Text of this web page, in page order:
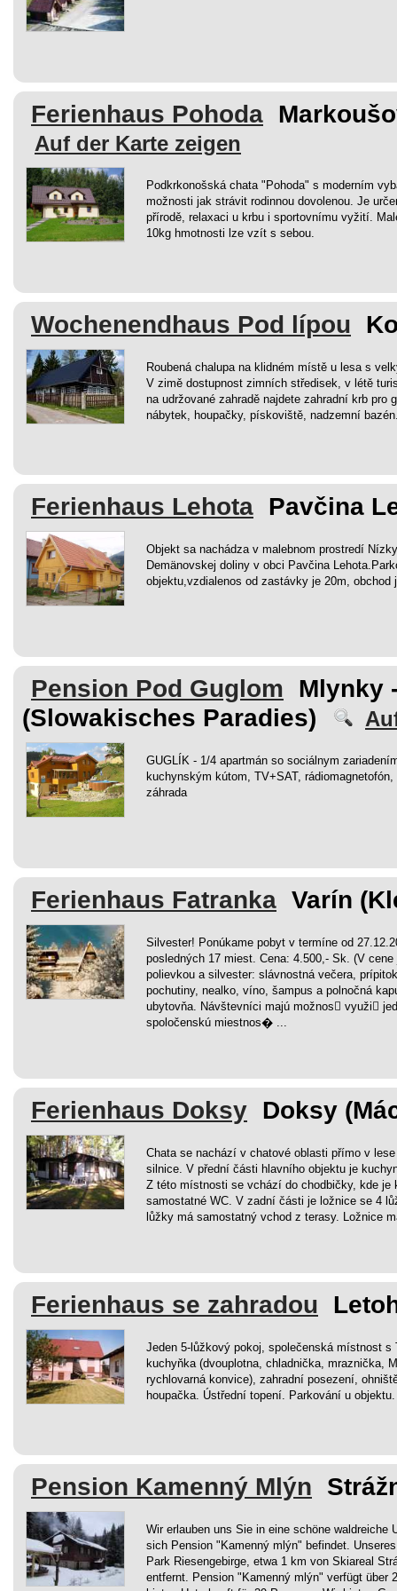
Ferienhaus Pohoda
Auf der Karte zeigen
Podkrkonošská chata "Pohoda" s moderním
možnosti jak strávit rodinnou dovolenou. Je
přírodě, relaxaci u krbu i sportovnímu vyžití.
10kg hmotnosti lze vzít s sebou.
Wochenendhaus Pod lípou
Roubená chalupa na klidném místě u lesa s
V zimě dostupnost zimních středisek, v létě
na udržované zahradě najdete zahradní krb pro
nábytek, houpačky, pískoviště, nadzemní
Ferienhaus Lehota Pavčina
Objekt sa nachádza v malebnom prostredí
Demänovskej doliny v obci Pavčina
objektu,vzdialenos od zastávky je 20m, obchod
Pension Pod Guglom
Mlynky
(Slowakisches Paradies)
GUGLÍK - 1/4 apartmán so sociálnym
kuchynským kútom, TV+SAT,
záhrada
Ferienhaus Fatranka Varín
Silvester! Ponúkame pobyt v termíne od
posledných 17 miest. Cena: 4.500,- Sk. (V
polievkou a silvester: slávnostná večera,
pochutiny, nealko, víno, šampus a polnočná
ubytovňa. Návštevníci majú možnos￾ využi￾
spoločenskú miestnos� ...
Ferienhaus Doksy Doksy
Chata se nachází v chatové oblasti přímo v
silnice. V přední části hlavního objektu je
Z této místnosti se vchází do chodbičky, kde je
samostatné WC. V zadní části je ložnice se 4
lůžky má samostatný vchod z terasy. Ložnice
Ferienhaus se zahradou
Jeden 5-lůžkový pokoj, společenská místnost s
kuchyňka (dvouplotna, chladnička, mraznička,
rychlovarná konvice), zahradní posezení,
houpačka. Ústřední topení. Parkování u objektu.
Pension Kamenný Mlýn
Wir erlauben uns Sie in eine schöne waldreiche
sich Pension "Kamenný mlýn" befindet.
Park Riesengebirge, etwa 1 km von Skiareal
entfernt. Pension "Kamenný mlýn" verfügt über